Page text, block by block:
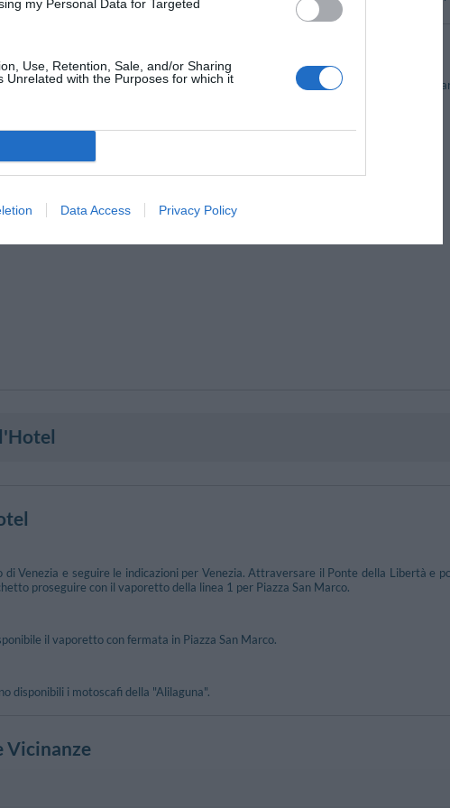
my Personal Data for Targeted
Use, Retention, Sale, and/or Sharing
Unrelated with the Purposes for which it
Data Access Privacy Policy
Camere Non Fumatori
Camere
Venezia e seguire le indicazioni per Venezia. Attraversare il Ponte della Libertà e
proseguire con il vaporetto della linea 1 per Piazza San Marco.
il vaporetto con fermata in Piazza San Marco.
disponibili i motoscafi della "Alilaguna".
Vicinanze